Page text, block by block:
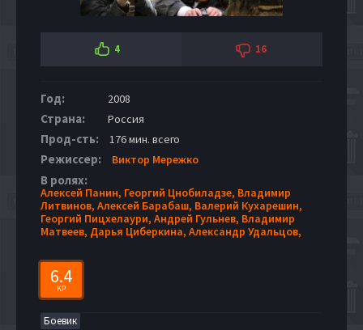
4 16
Год: 2008
Страна: Россия
Прод-сть: 176 мин. всего
Режиссер: Виктор Мережко
В ролях:
Алексей Панин, Георгий Цнобиладзе, Владимир
Литвинов, Алексей Барабаш, Валерий Кухарешин,
Георгий Пицхелаури, Андрей Гульнев, Владимир
Матвеев, Дарья Циберкина, Александр Удальцов,
6.4
KP
Боевик